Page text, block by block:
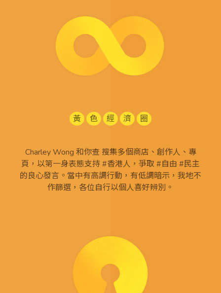
黃 色 經 濟 圈
Charley Wong 和你查 搜集多個商店、創作人、專
頁，以第一身表態支持 #香港人，爭取 #自由 #民主
的良心發言。當中有高調行動，有低調暗示，我地不
作篩選，各位自行以個人喜好辨別。